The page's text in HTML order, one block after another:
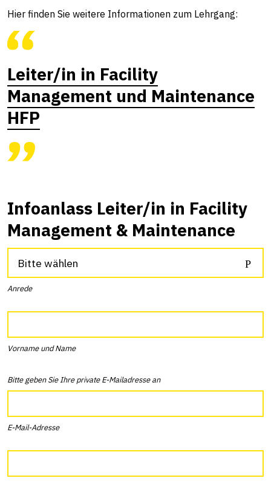
Hier finden Sie weitere Informationen zum Lehrgang:
Leiter/in in Facility
Management und Maintenance
HFP
Infoanlass Leiter/in in Facility
Management & Maintenance
Bitte wählen
Anrede
Vorname und Name
Bitte geben Sie Ihre private E-Mailadresse an
E-Mail-Adresse